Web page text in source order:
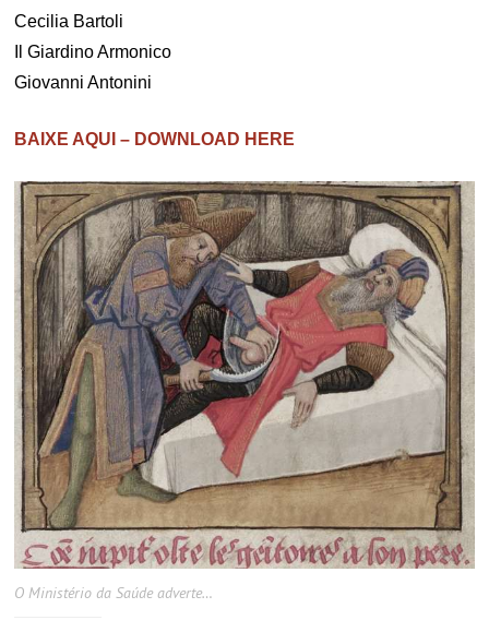
Cecilia Bartoli
Il Giardino Armonico
Giovanni Antonini
BAIXE AQUI – DOWNLOAD HERE
O Ministério da Saúde adverte…